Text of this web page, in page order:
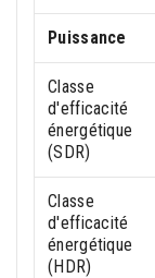
Puissance
Classe
d'efficacité
énergétique
(SDR)
Classe
d'efficacité
énergétique
(HDR)